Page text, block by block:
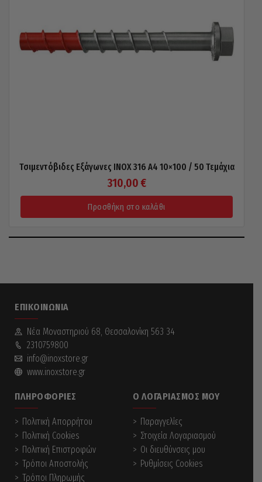
Τσιμεντόβιδες Εξάγωνες INOX 316 A4 10×100 / 50 Τεμάχια
310,00 €
Προσθήκη στο καλάθι
ΕΠΙΚΟΙΝΩΝΊΑ
Νέα Mοναστηριού 68, Θεσσαλονίκη 563 34
2310759800
info@inoxstore.gr
www.inoxstore.gr
ΠΛΗΡΟΦΟΡΊΕΣ
Πολιτική Απορρήτου
Πολιτική Cookies
Πολιτική Επιστροφών
Τρόποι Αποστολής
Τρόποι Πληρωμής
Ο ΛΟΓΑΡΙΑΣΜΌΣ ΜΟΥ
Παραγγελίες
Στοιχεία Λογαριασμού
Οι διευθύνσεις μου
Ρυθμίσεις Cookies